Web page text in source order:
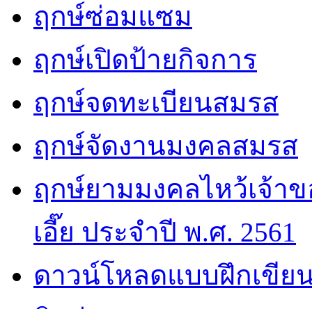
ฤกษ์ซ่อมแซม
ฤกษ์เปิดป้ายกิจการ
ฤกษ์จดทะเบียนสมรส
ฤกษ์จัดงานมงคลสมรส
ฤกษ์ยามมงคลไหว้เจ้า
เอี๊ย ประจำปี พ.ศ. 2561
ดาวน์โหลดแบบฝึกเขีย